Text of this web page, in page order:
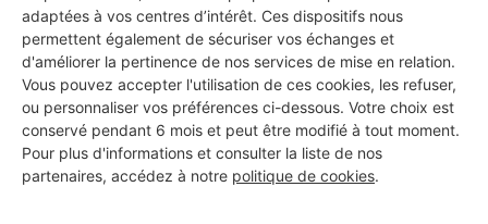
adaptées à vos centres d’intérêt. Ces dispositifs nous
permettent également de sécuriser vos échanges et
d'améliorer la pertinence de nos services de mise en relation.
Vous pouvez accepter l'utilisation de ces cookies, les refuser,
ou personnaliser vos préférences ci-dessous. Votre choix est
conservé pendant 6 mois et peut être modifié à tout moment.
Pour plus d'informations et consulter la liste de nos
partenaires, accédez à notre politique de cookies.
Aucun autre professionnel disponible dans cette zone